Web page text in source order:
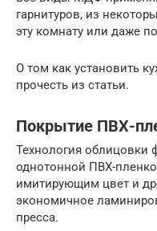
гарнитуров, из
эту комнату или даже
О том как установить
прочесть из статьи.
Покрытие ПВХ-
Технология облицовки
однотонной ПВХ-
имитирующим цвет и
экономичное
пресса.